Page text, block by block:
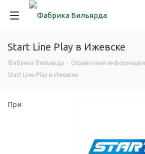
Start Line Play в Ижевске
Фабрика бильярда - Справочная информация
Start Line Play в Ижевске
При